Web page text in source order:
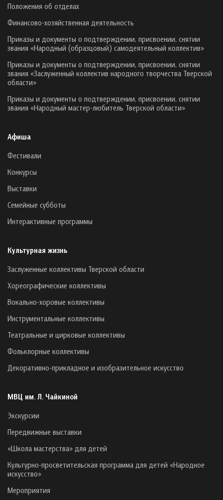
Положения об отделах
Финансово-хозяйственная деятельность
Приказы и документы о подтверждении, присвоении, снятии
звания «Народный (образцовый) самодеятельный коллектив»
Приказы и документы о подтверждении, присвоении, снятии
звания «Заслуженный коллектив народного творчества Тверской
области»
Приказы и документы о подтверждении, присвоении, снятии
звания «Народный мастер-любитель Тверской области»
Афиша
Фестивали
Конкурсы
Выставки
Семейные субботы
Интерактивные программы
Культурная жизнь
Заслуженные коллективы Тверской области
Хореографические коллективы
Вокально-хоровые коллективы
Инструментальные коллективы
Театральные и цирковые коллективы
Фольклорные коллективы
Декоративно-прикладное и изобразительное искусство
МВЦ им. Л. Чайкиной
Экскурсии
Передвижные выставки
«Школа мастерства» для детей
Культурно-просветительская программа для детей «Народное
искусство»
Мероприятия